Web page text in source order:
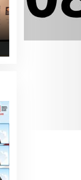
Berkeadilan di